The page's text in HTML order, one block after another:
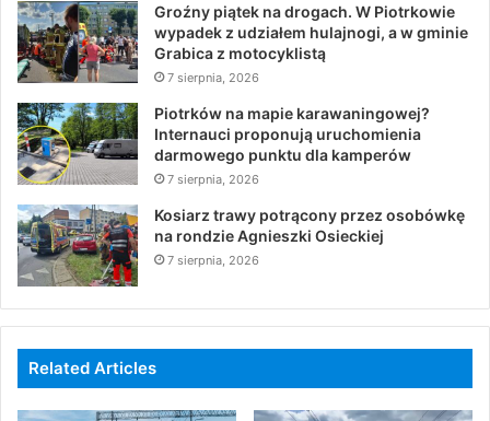
Groźny piątek na drogach. W Piotrkowie
wypadek z udziałem hulajnogi, a w gminie
Grabica z motocyklistą
7 sierpnia, 2026
Piotrków na mapie karawaningowej?
Internauci proponują uruchomienia
darmowego punktu dla kamperów
7 sierpnia, 2026
Kosiarz trawy potrącony przez osobówkę
na rondzie Agnieszki Osieckiej
7 sierpnia, 2026
Related Articles